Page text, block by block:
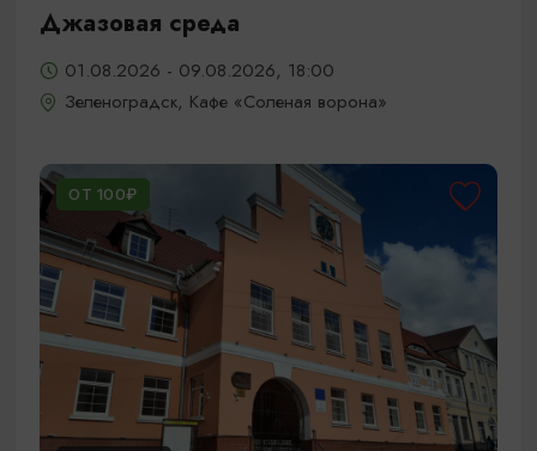
Джазовая среда
01.08.2026 - 09.08.2026, 18:00
Зеленоградск, Кафе «Соленая ворона»
ОТ 100₽